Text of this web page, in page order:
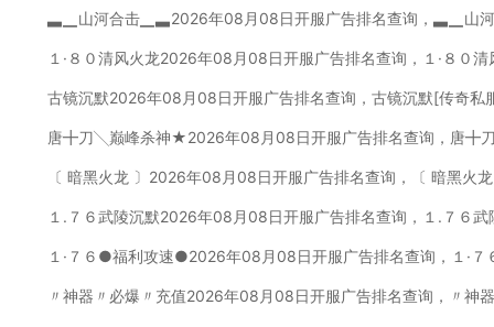
▃▁山河合击▁▃2026年08月08日开服广告排名查询，▃▁山
１·８０清风火龙2026年08月08日开服广告排名查询，１·８０
古镜沉默2026年08月08日开服广告排名查询，古镜沉默[传奇私
唐╋刀╲巅峰杀神★2026年08月08日开服广告排名查询，唐╋
〔 暗黑火龙 〕2026年08月08日开服广告排名查询，〔 暗黑火
１.７６武陵沉默2026年08月08日开服广告排名查询，１.７６
１·７６●福利攻速●2026年08月08日开服广告排名查询，１·
〃神器〃必爆〃充值2026年08月08日开服广告排名查询，〃神